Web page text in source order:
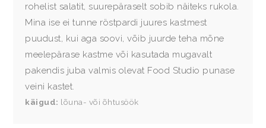
rohelist salatit, suurepäraselt sobib näiteks rukola.
Mina ise ei tunne röstpardi juures kastmest
puudust, kui aga soovi, võib juurde teha mõne
meelepärase kastme või kasutada mugavalt
pakendis juba valmis olevat Food Studio punase
veini kastet.
käigud lõuna- või õhtusöök